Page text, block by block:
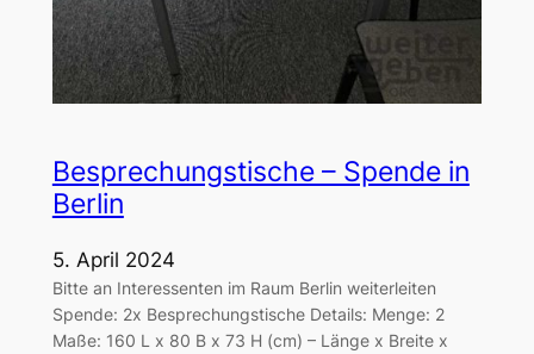
Besprechungstische – Spende in
Berlin
5. April 2024
Bitte an Interessenten im Raum Berlin weiterleiten
Spende: 2x Besprechungstische Details: Menge: 2
Maße: 160 L x 80 B x 73 H (cm) – Länge x Breite x